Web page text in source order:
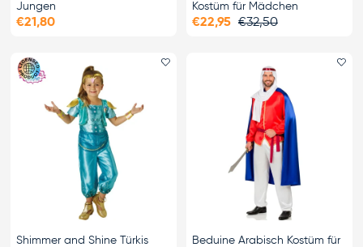
Jungen
€21,80
Kostüm für Mädchen
€22,95 €32,50
Favorit hinzufügen
Shimmer and Shine Türkis
Beduine Arabisch Kostüm für